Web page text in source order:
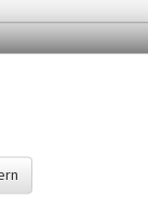
und verwendet.